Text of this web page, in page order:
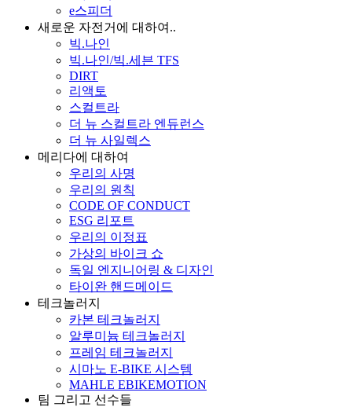
e스피더
새로운 자전거에 대하여..
빅.나인
빅.나인/빅.세븐 TFS
DIRT
리액토
스컬트라
더 뉴 스컬트라 엔듀런스
더 뉴 사일렉스
메리다에 대하여
우리의 사명
우리의 원칙
CODE OF CONDUCT
ESG 리포트
우리의 이정표
가상의 바이크 쇼
독일 엔지니어링 & 디자인
타이완 핸드메이드
테크놀러지
카본 테크놀러지
알루미늄 테크놀러지
프레임 테크놀러지
시마노 E-BIKE 시스템
MAHLE EBIKEMOTION
팀 그리고 선수들